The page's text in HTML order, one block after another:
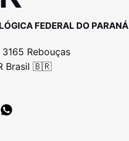
FEDERAL DO PARANÁ
Rebouças
Brasil 🇧🇷